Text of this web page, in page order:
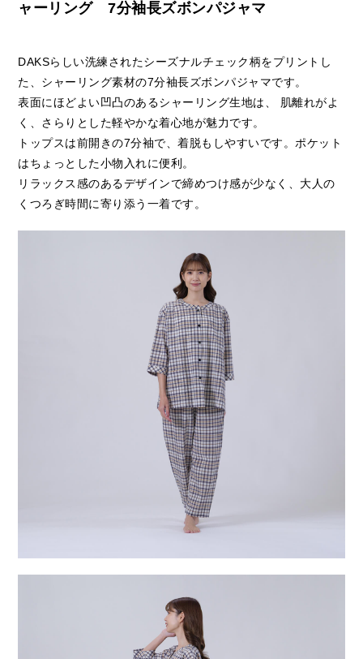
ャーリング 7分袖長ズボンパジャマ
DAKSらしい洗練されたシーズナルチェック柄をプリントし
た、シャーリング素材の7分袖長ズボンパジャマです。
表面にほどよい凹凸のあるシャーリング生地は、 肌離れがよ
く、さらりとした軽やかな着心地が魅力です。
トップスは前開きの7分袖で、着脱もしやすいです。ポケット
はちょっとした小物入れに便利。
リラックス感のあるデザインで締めつけ感が少なく、大人の
くつろぎ時間に寄り添う一着です。